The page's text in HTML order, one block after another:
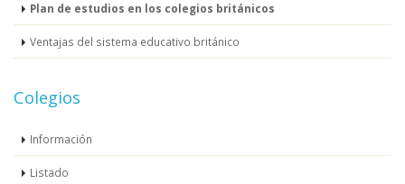
Plan de estudios en los colegios británicos
Ventajas del sistema educativo británico
Colegios
Información
Listado